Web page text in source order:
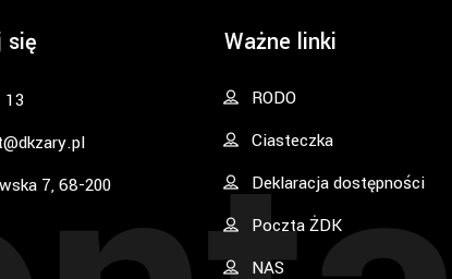
się
7, 68-200
Ważne linki
RODO
Ciasteczka
Deklaracja dostępności
Poczta ŻDK
NAS